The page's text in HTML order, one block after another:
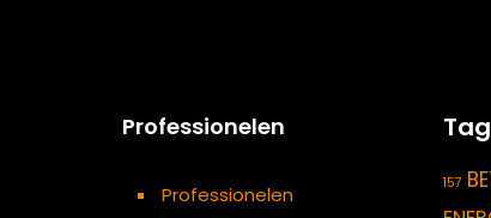
Professionelen
Professionelen 157